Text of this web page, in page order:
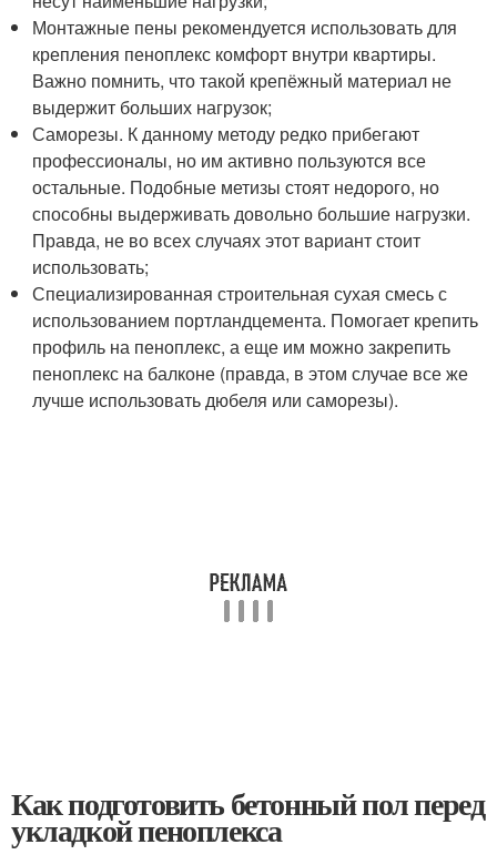
Монтажные пены рекомендуется использовать для
крепления пеноплекс комфорт внутри квартиры.
Важно помнить, что такой крепёжный материал не
выдержит больших нагрузок;
Саморезы. К данному методу редко прибегают
профессионалы, но им активно пользуются все
остальные. Подобные метизы стоят недорого, но
способны выдерживать довольно большие нагрузки.
Правда, не во всех случаях этот вариант стоит
использовать;
Специализированная строительная сухая смесь с
использованием портландцемента. Помогает крепить
профиль на пеноплекс, а еще им можно закрепить
пеноплекс на балконе (правда, в этом случае все же
лучше использовать дюбеля или саморезы).
Как подготовить бетонный пол перед
укладкой пеноплекса